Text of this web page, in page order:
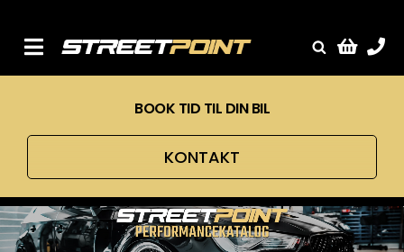
content
Toggle
Sænkning
Tuning
Ventilrens
BOOK TID TIL DIN BIL
KONTAKT